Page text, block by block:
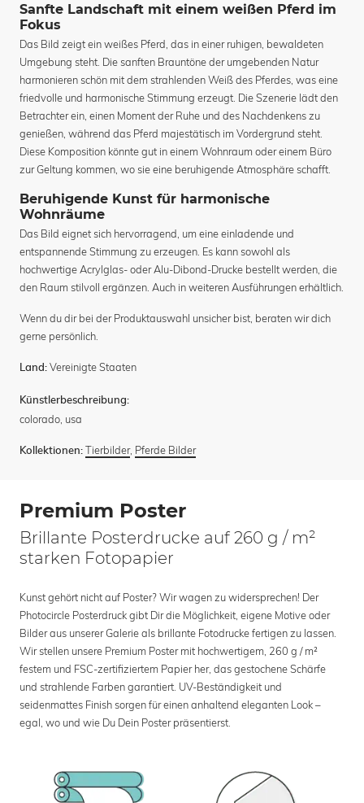
Sanfte Landschaft mit einem weißen Pferd im
Fokus
Das Bild zeigt ein weißes Pferd, das in einer ruhigen, bewaldeten
Umgebung steht. Die sanften Brauntöne der umgebenden Natur
harmonieren schön mit dem strahlenden Weiß des Pferdes, was eine
friedvolle und harmonische Stimmung erzeugt. Die Szenerie lädt den
Betrachter ein, einen Moment der Ruhe und des Nachdenkens zu
genießen, während das Pferd majestätisch im Vordergrund steht.
Diese Komposition könnte gut in einem Wohnraum oder einem Büro
zur Geltung kommen, wo sie eine beruhigende Atmosphäre schafft.
Beruhigende Kunst für harmonische
Wohnräume
Das Bild eignet sich hervorragend, um eine einladende und
entspannende Stimmung zu erzeugen. Es kann sowohl als
hochwertige Acrylglas- oder Alu-Dibond-Drucke bestellt werden, die
den Raum stilvoll ergänzen. Auch in weiteren Ausführungen erhältlich.
Wenn du dir bei der Produktauswahl unsicher bist, beraten wir dich
gerne persönlich.
Land: Vereinigte Staaten
Künstlerbeschreibung:
colorado, usa
Kollektionen: Tierbilder, Pferde Bilder
Premium Poster
Brillante Posterdrucke auf 260 g / m²
starken Fotopapier
Kunst gehört nicht auf Poster? Wir wagen zu widersprechen! Der
Photocircle Posterdruck gibt Dir die Möglichkeit, eigene Motive oder
Bilder aus unserer Galerie als brillante Fotodrucke fertigen zu lassen.
Wir stellen unsere Premium Poster mit hochwertigem, 260 g / m²
festem und FSC-zertifiziertem Papier her, das gestochene Schärfe
und strahlende Farben garantiert. UV-Beständigkeit und
seidenmattes Finish sorgen für einen anhaltend eleganten Look –
egal, wo und wie Du Dein Poster präsentierst.